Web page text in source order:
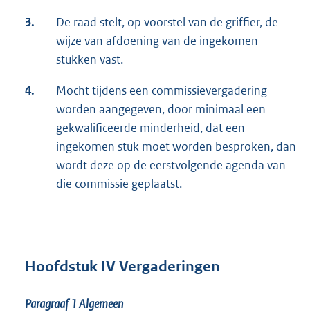
3.
De raad stelt, op voorstel van de griffier, de
wijze van afdoening van de ingekomen
stukken vast.
4.
Mocht tijdens een commissievergadering
worden aangegeven, door minimaal een
gekwalificeerde minderheid, dat een
ingekomen stuk moet worden besproken, dan
wordt deze op de eerstvolgende agenda van
die commissie geplaatst.
Hoofdstuk IV Vergaderingen
Paragraaf 1Algemeen